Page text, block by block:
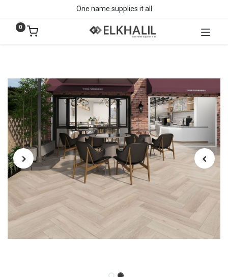
One name supplies it all
0